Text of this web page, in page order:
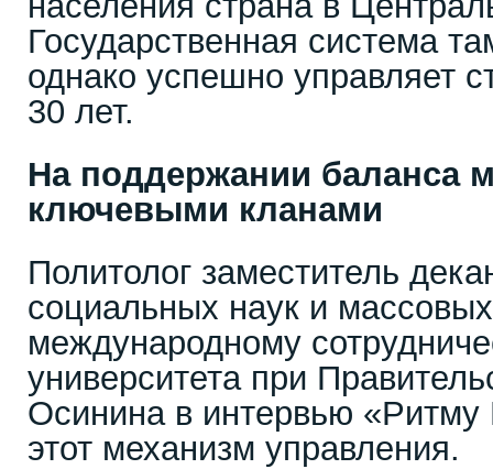
Государственная система
однако успешно управляет
30 лет.
На поддержании баланса
ключевыми кланами
Политолог заместитель
социальных наук и
международному
университета при
Осинина в интервью «Ритму
этот механизм управления.